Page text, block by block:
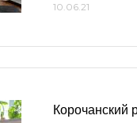
10.06.21
Корочанский